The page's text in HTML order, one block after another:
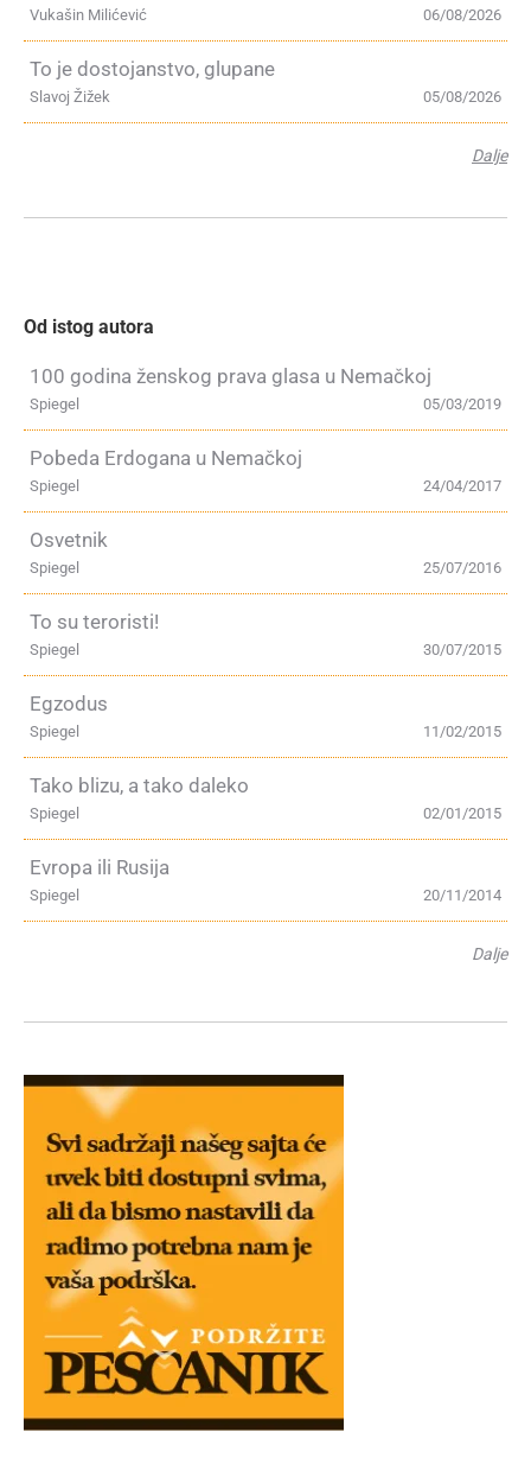
06/08/2026
Vukašin Milićević
To je dostojanstvo, glupane
05/08/2026
Slavoj Žižek
Dalje
Od istog autora
100 godina ženskog prava glasa u Nemačkoj
05/03/2019
Spiegel
Pobeda Erdogana u Nemačkoj
24/04/2017
Spiegel
Osvetnik
25/07/2016
Spiegel
To su teroristi!
30/07/2015
Spiegel
Egzodus
11/02/2015
Spiegel
Tako blizu, a tako daleko
02/01/2015
Spiegel
Evropa ili Rusija
20/11/2014
Spiegel
Dalje